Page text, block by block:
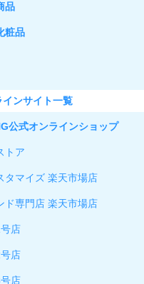
品
粧品
インサイト一覧
公式オンラインショップ
トア
タマイズ 楽天市場店
ド専門店 楽天市場店
店
店
店